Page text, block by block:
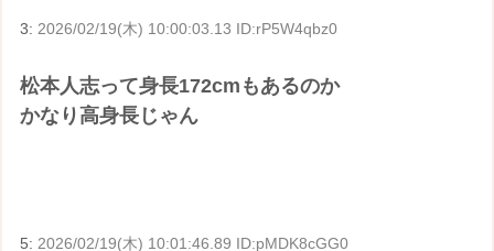
3:2026/02/19(木) 10:00:03.13 ID:rP5W4qbz0
松本人志って身長172cmもあるのか
かなり高身長じゃん
5: 2026/02/19(木) 10:01:46.89 ID:pMDK8cGG0